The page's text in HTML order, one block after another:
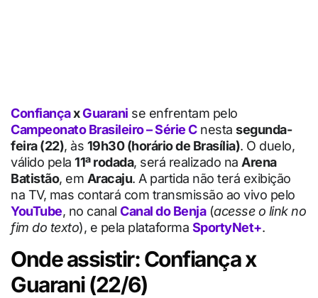
ConfiançaxGuarani se enfrentam pelo
Campeonato Brasileiro – Série Cnesta segunda-
feira (22), às 19h30 (horário de Brasília). O duelo,
válido pela 11ª rodada, será realizado na Arena
Batistão, em Aracaju. A partida não terá exibição
na TV, mas contará com transmissão ao vivo pelo
YouTube, no canal Canal do Benja(acesse o link no
fim do texto), e pela plataforma SportyNet+.
Onde assistir: Confiança x
Guarani (22/6)